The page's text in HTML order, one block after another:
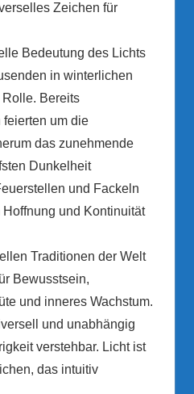
Zeichen für
Bedeutung des Lichts
in winterlichen
Bereits
um die
das zunehmende
Dunkelheit
und Fackeln
und Kontinuität
Traditionen der Welt
Bewusstsein,
und inneres Wachstum.
und unabhängig
verstehbar. Licht ist
das intuitiv